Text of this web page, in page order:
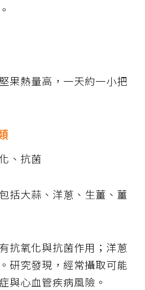
果熱量高，一天約一小把
、抗菌
括大蒜、洋蔥、生薑、薑
抗氧化與抗菌作用；洋蔥
研究發現，經常攝取可能
與心血管疾病風險。